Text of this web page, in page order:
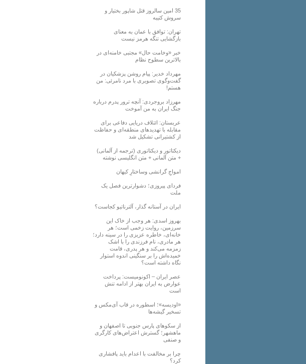
35 امین سالروز قتل شاپور بختیار و
سروش کتیبه
تهران: توافق با عمان به معنای
بازگشایی تنگه هرمز نیست
خبر «وخامت حال» مجتبی خامنه‌ای در
بالاترین سطوح نظام
مهرداد خدیر: پیام روشن پزشکیان در
گفت‌و‌گوی تصویری با مرد نامرئی: من
هستم!
مهرزاد بروجردی: آنچه ترور پدرم درباره
جنگ ایران به من آموخت
عربستان: ائتلاف دریایی دفاعی برای
مقابله با تهدیدهای منطقه‌ای و حفاظت
از کشتیرانی تشکیل شد
دیکتاتور و دیکتاتوری (ترجمه از آلمانی)
+ متن آلمانی + متن انگلیسی نوشته
‌امواجِ گرانشی وساختارِ کیهان
فردای پیروزی؛ دشوارترین فصل یک
ملت
ایران در آستانه گذار، آلترناتیو کجاست؟
بهروز اسدی: هر وجب از خاک‌ این
سرزمین، روایت زخمی است؛ هر
خانه‌ای، خاطره عزیزی را در سینه دارد؛
هر مادری، نام فرزندی را با اشک
زمزمه می‌کند و هر پدری، قامت
خمیده‌اش را بر سنگینی اندوه استوار
نگاه داشته است؟
عصر ایران – اکونومیست: پرداخت
عوارض به ایران بهتر از ادامه تنش
است
«اودیسه»؛ اسطوره در قاب آی‌مکس و
تسخیر گیشه‌ها
از سکوهای پارس جنوبی تا اصفهان و
ماهشهر؛ گسترش اعتراض‌های کارگری
و صنفی
چرا بر مخالفت با اعدام باید پافشاری
کرد؟